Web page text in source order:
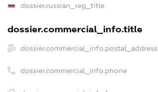
dossier.russian_reg_title
dossier.commercial_info.title
dossier.commercial_info.postal_address
dossier.commercial_info.phone